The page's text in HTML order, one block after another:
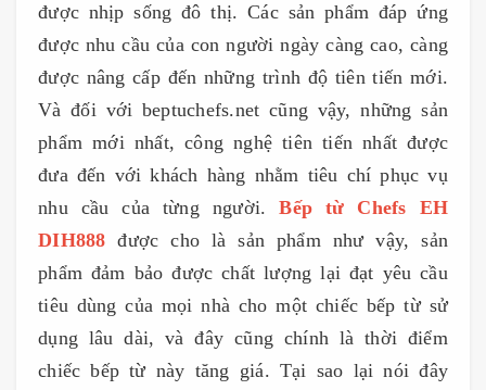
được nhịp sống đô thị. Các sản phẩm đáp ứng
được nhu cầu của con người ngày càng cao, càng
được nâng cấp đến những trình độ tiên tiến mới.
Và đối với beptuchefs.net cũng vậy, những sản
phẩm mới nhất, công nghệ tiên tiến nhất được
đưa đến với khách hàng nhằm tiêu chí phục vụ
nhu cầu của từng người.Bếp từ Chefs EH
DIH888 được cho là sản phẩm như vậy, sản
phẩm đảm bảo được chất lượng lại đạt yêu cầu
tiêu dùng của mọi nhà cho một chiếc bếp từ sử
dụng lâu dài, và đây cũng chính là thời điểm
chiếc bếp từ này tăng giá. Tại sao lại nói đây